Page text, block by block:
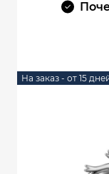
На заказ - от 15